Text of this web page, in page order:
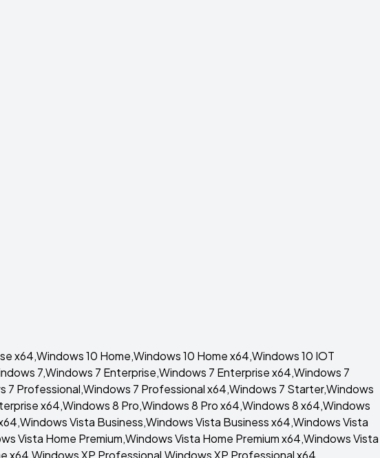
x64,Windows 10 Home,Windows 10 Home x64,Windows 10 IOT
7,Windows 7 Enterprise,Windows 7 Enterprise x64,Windows 7
7 Professional,Windows 7 Professional x64,Windows 7 Starter,Windows
x64,Windows 8 Pro,Windows 8 Pro x64,Windows 8 x64,Windows
Vista Business,Windows Vista Business x64,Windows Vista
Vista Home Premium,Windows Vista Home Premium x64,Windows Vista
x64,Windows XP Professional,Windows XP Professional x64